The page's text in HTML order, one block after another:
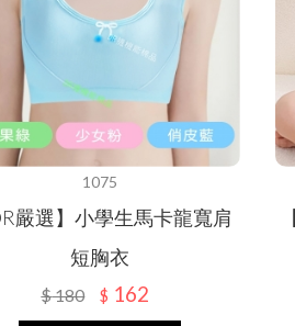
1075
嚴選】小學生馬卡龍寬肩
短胸衣
$180 $ 162